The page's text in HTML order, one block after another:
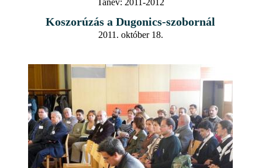
Koszorúzás a Dugonics-szobornál
2011. október 18.